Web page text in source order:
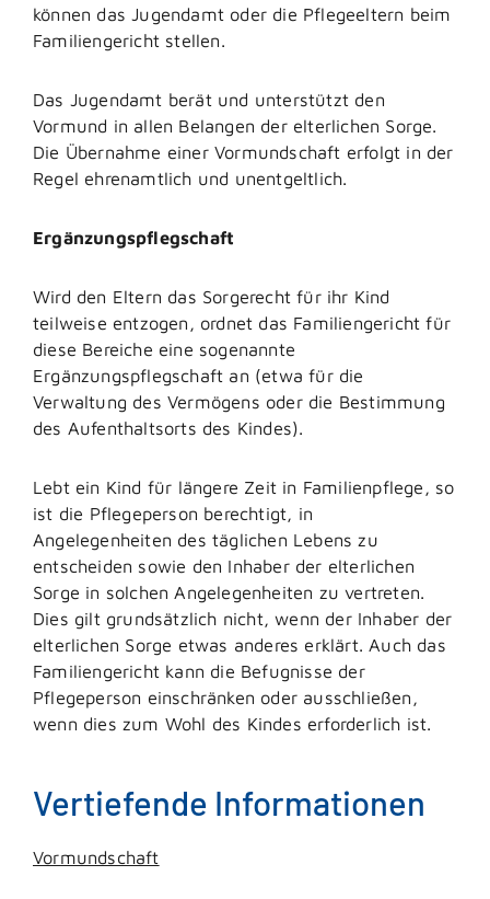
können das Jugendamt oder die Pflegeeltern beim
Familiengericht stellen.
Das Jugendamt berät und unterstützt den
Vormund in allen Belangen der elterlichen Sorge.
Die Übernahme einer Vormundschaft erfolgt in der
Regel ehrenamtlich und unentgeltlich.
Ergänzungspflegschaft
Wird den Eltern das Sorgerecht für ihr Kind
teilweise entzogen, ordnet das Familiengericht für
diese Bereiche eine sogenannte
Ergänzungspflegschaft an (etwa für die
Verwaltung des Vermögens oder die Bestimmung
des Aufenthaltsorts des Kindes).
Lebt ein Kind für längere Zeit in Familienpflege, so
ist die Pflegeperson berechtigt, in
Angelegenheiten des täglichen Lebens zu
entscheiden sowie den Inhaber der elterlichen
Sorge in solchen Angelegenheiten zu vertreten.
Dies gilt grundsätzlich nicht, wenn der Inhaber der
elterlichen Sorge etwas anderes erklärt. Auch das
Familiengericht kann die Befugnisse der
Pflegeperson einschränken oder ausschließen,
wenn dies zum Wohl des Kindes erforderlich ist.
Vertiefende Informationen
Vormundschaft